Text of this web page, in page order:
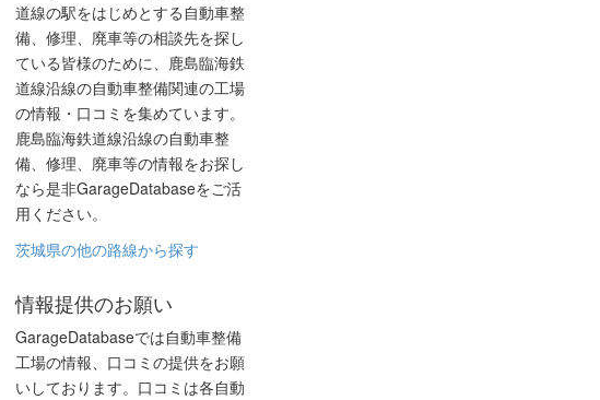
道線の駅をはじめとする自動車整
備、修理、廃車等の相談先を探し
ている皆様のために、鹿島臨海鉄
道線沿線の自動車整備関連の工場
の情報・口コミを集めています。
鹿島臨海鉄道線沿線の自動車整
備、修理、廃車等の情報をお探し
なら是非GarageDatabaseをご活
用ください。
茨城県の他の路線から探す
情報提供のお願い
GarageDatabaseでは自動車整備
工場の情報、口コミの提供をお願
いしております。口コミは各自動